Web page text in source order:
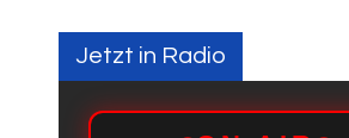
Jetzt in Radio